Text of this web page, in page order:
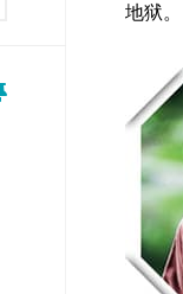
地狱。